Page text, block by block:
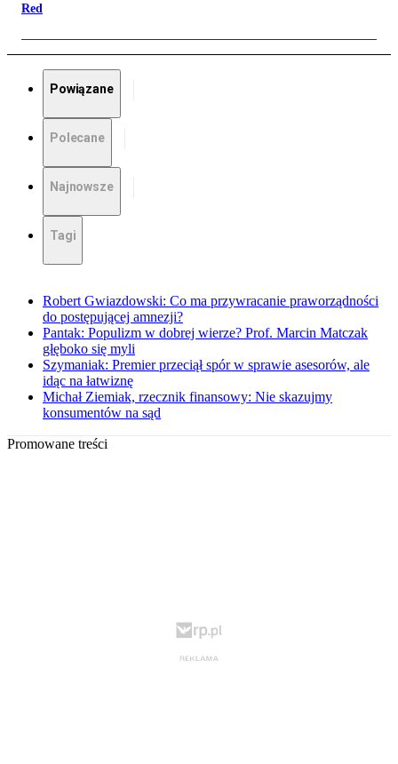
Red
Powiązane
Polecane
Najnowsze
Tagi
Robert Gwiazdowski: Co ma przywracanie praworządności
do postępującej amnezji?
Pantak: Populizm w dobrej wierze? Prof. Marcin Matczak
głęboko się myli
Szymaniak: Premier przeciął spór w sprawie asesorów, ale
idąc na łatwiznę
Michał Ziemiak, rzecznik finansowy: Nie skazujmy
konsumentów na sąd
Promowane treści